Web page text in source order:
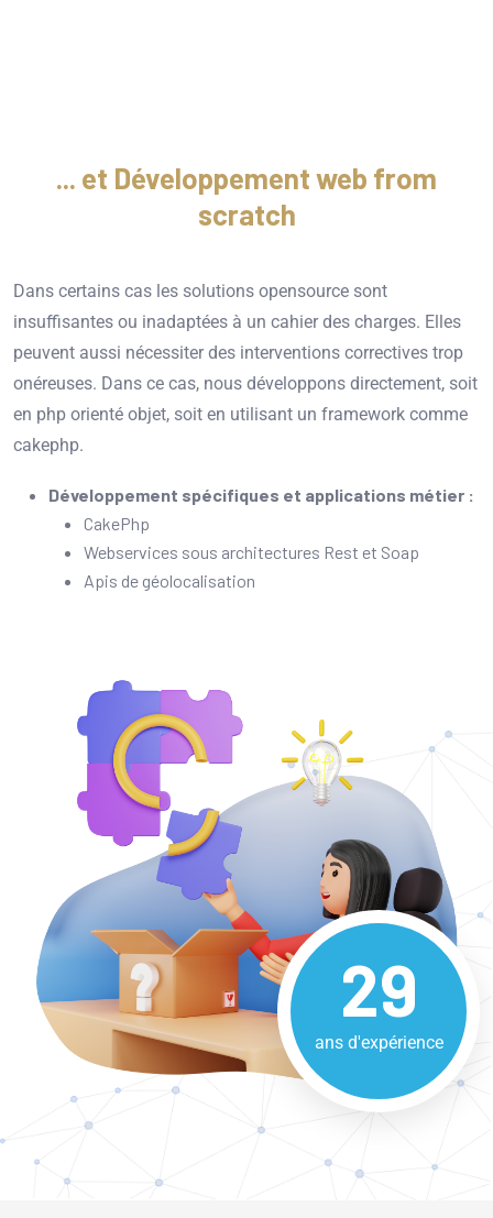
... et Développement web from
scratch
Dans certains cas les solutions opensource sont
insuffisantes ou inadaptées à un cahier des charges. Elles
peuvent aussi nécessiter des interventions correctives trop
onéreuses. Dans ce cas, nous développons directement, soit
en php orienté objet, soit en utilisant un framework comme
cakephp.
Développement spécifiques et applications métier :
CakePhp
Webservices sous architectures Rest et Soap
Apis de géolocalisation
29
ans d'expérience